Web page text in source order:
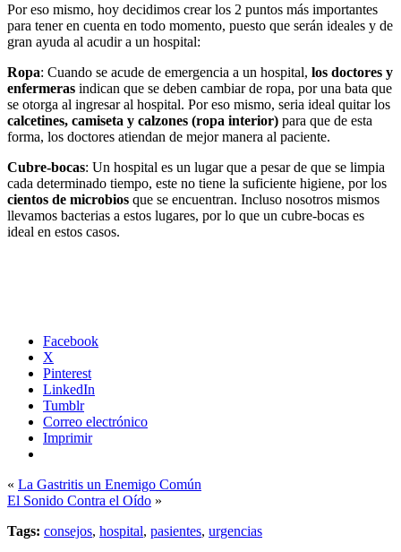
Por eso mismo, hoy decidimos crear los 2 puntos más importantes
para tener en cuenta en todo momento, puesto que serán ideales y de
gran ayuda al acudir a un hospital:
Ropa: Cuando se acude de emergencia a un hospital, los doctores y
enfermeras indican que se deben cambiar de ropa, por una bata que
se otorga al ingresar al hospital. Por eso mismo, seria ideal quitar los
calcetines, camiseta y calzones (ropa interior) para que de esta
forma, los doctores atiendan de mejor manera al paciente.
Cubre-bocas: Un hospital es un lugar que a pesar de que se limpia
cada determinado tiempo, este no tiene la suficiente higiene, por los
cientos de microbios que se encuentran. Incluso nosotros mismos
llevamos bacterias a estos lugares, por lo que un cubre-bocas es
ideal en estos casos.
Facebook
X
Pinterest
LinkedIn
Tumblr
Correo electrónico
Imprimir
« La Gastritis un Enemigo Común
El Sonido Contra el Oído »
Tags: consejos, hospital, pasientes, urgencias